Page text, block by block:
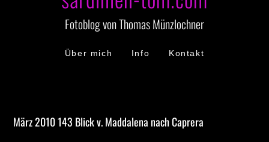
Fotoblog von Thomas Münzlochner
Über mich Info Kontakt
März 2010 143 Blick v. Maddalena nach Caprera